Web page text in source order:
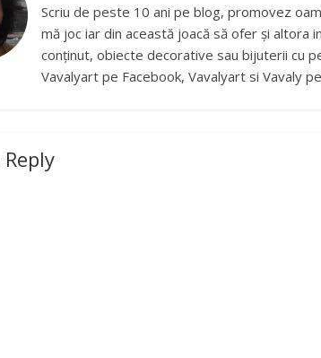
Scriu de peste 10 ani pe blog, promovez
mă joc iar din această joacă să ofer și altora
conținut, obiecte decorative sau bijuterii cu
Vavalyart pe Facebook, Vavalyart si Vavaly